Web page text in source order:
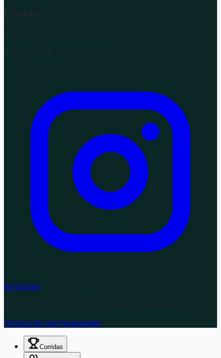
Contato
contato@corrida360.com.br
São Paulo, SP - Brasil
Instagram
© 2026 Corrida 360. Todos os direitos reservados.
Termos de UsoPrivacidade
Corridas